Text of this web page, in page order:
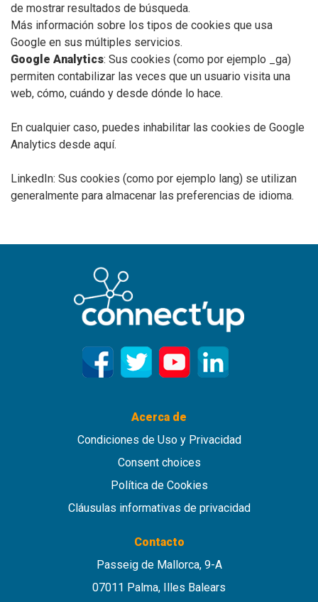
de mostrar resultados de búsqueda.
Más información sobre los tipos de cookies que usa
Google en sus múltiples servicios.
Google Analytics: Sus cookies (como por ejemplo _ga)
permiten contabilizar las veces que un usuario visita una
web, cómo, cuándo y desde dónde lo hace.
En cualquier caso, puedes inhabilitar las cookies de Google
Analytics desde aquí.
LinkedIn: Sus cookies (como por ejemplo lang) se utilizan
generalmente para almacenar las preferencias de idioma.
Acerca de
Condiciones de Uso y Privacidad
Consent choices
Política de Cookies
Cláusulas informativas de privacidad
Contacto
Passeig de Mallorca, 9-A
07011 Palma, Illes Balears